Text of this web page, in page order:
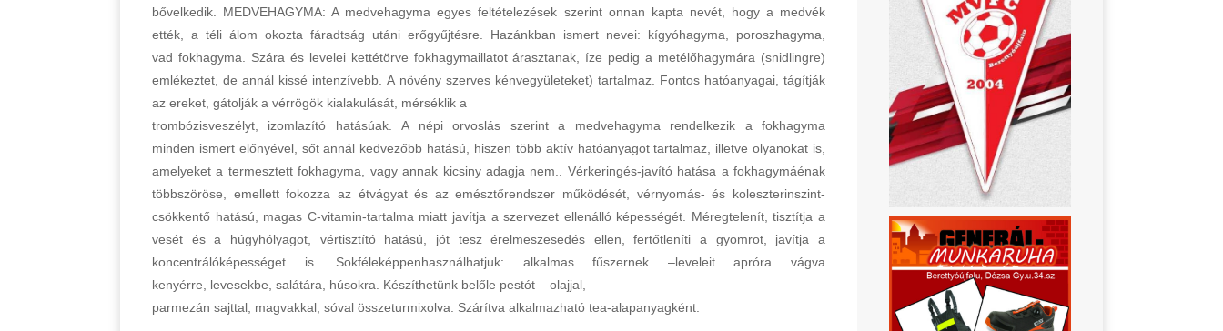
bővelkedik. MEDVEHAGYMA: A medvehagyma egyes feltételezések szerint onnan kapta nevét, hogy a medvék
ették, a téli álom okozta fáradtság utáni erőgyűjtésre. Hazánkban ismert nevei: kígyóhagyma, poroszhagyma,
vad fokhagyma. Szára és levelei kettétörve fokhagymaillatot árasztanak, íze pedig a metélőhagymára (snidlingre)
emlékeztet, de annál kissé intenzívebb. A növény szerves kénvegyületeket) tartalmaz. Fontos hatóanyagai, tágítják
az ereket, gátolják a vérrögök kialakulását, mérséklik a
trombózisveszélyt, izomlazító hatásúak. A népi orvoslás szerint a medvehagyma rendelkezik a fokhagyma
minden ismert előnyével, sőt annál kedvezőbb hatású, hiszen több aktív hatóanyagot tartalmaz, illetve olyanokat is,
amelyeket a termesztett fokhagyma, vagy annak kicsiny adagja nem.. Vérkeringés-javító hatása a fokhagymáénak
többszöröse, emellett fokozza az étvágyat és az emésztőrendszer működését, vérnyomás- és koleszterinszint-
csökkentő hatású, magas C-vitamin-tartalma miatt javítja a szervezet ellenálló képességét. Méregtelenít, tisztítja a
vesét és a húgyhólyagot, vértisztító hatású, jót tesz érelmeszesedés ellen, fertőtleníti a gyomrot, javítja a
koncentrálóképességet is. Sokféleképpenhasználhatjuk: alkalmas fűszernek –leveleit apróra vágva
kenyérre, levesekbe, salátára, húsokra. Készíthetünk belőle pestót – olajjal,
parmezán sajttal, magvakkal, sóval összeturmixolva. Szárítva alkalmazható tea-alapanyagként.